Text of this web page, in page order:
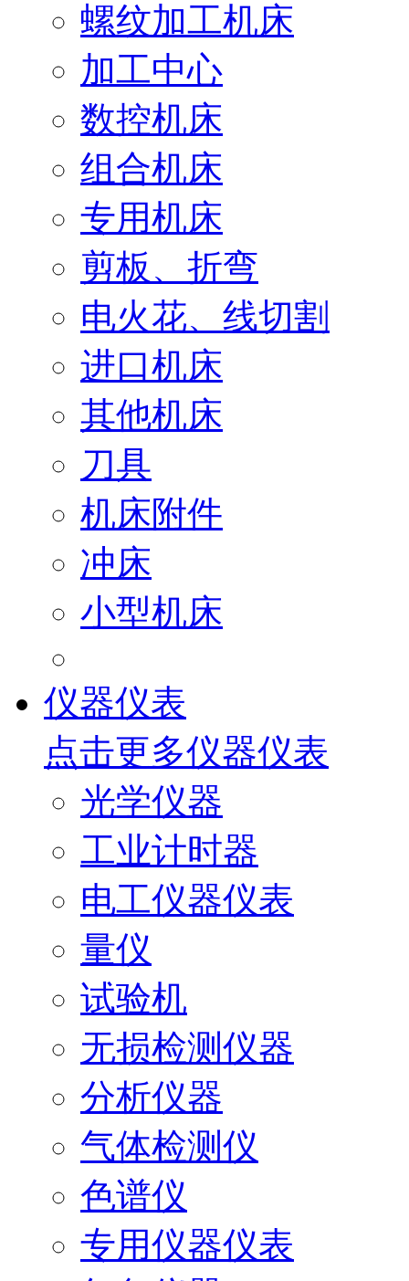
螺纹加工机床
加工中心
数控机床
组合机床
专用机床
剪板、折弯
电火花、线切割
进口机床
其他机床
刀具
机床附件
冲床
小型机床
仪器仪表
点击更多仪器仪表
光学仪器
工业计时器
电工仪器仪表
量仪
试验机
无损检测仪器
分析仪器
气体检测仪
色谱仪
专用仪器仪表